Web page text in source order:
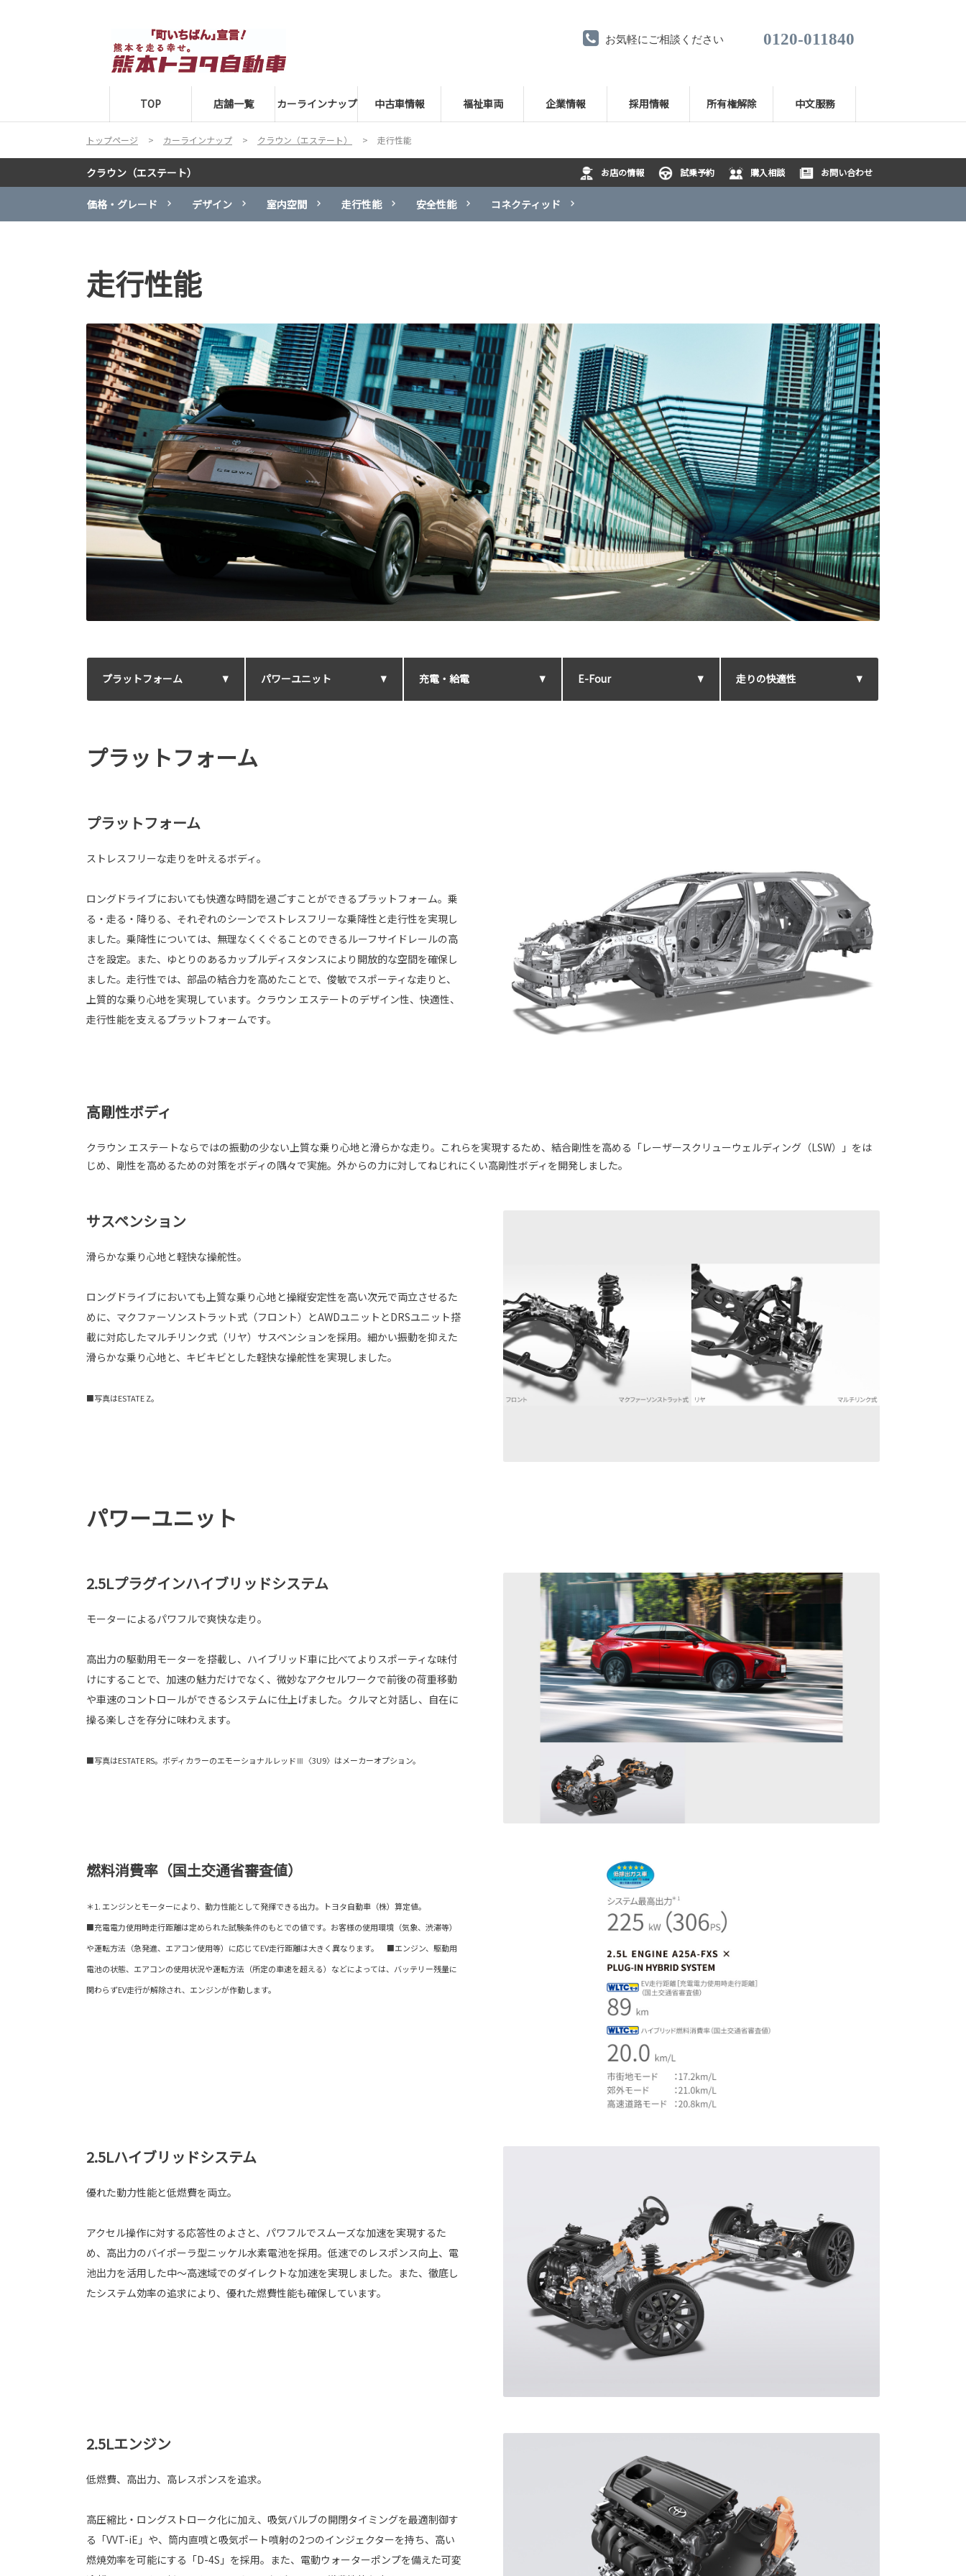
お気軽にご相談ください 0120-011840
TOP 店舗一覧 カーラインナップ 中古車情報 福祉車両 企業情報 採用情報 所有権解除 中文服務
トップページ カーラインナップ クラウン（エステート） 走行性能
クラウン（エステート） お店の情報 試乗予約 購入相談 お問い合わせ
価格・グレード デザイン 室内空間 走行性能 安全性能 コネクティッド
走行性能
プラットフォーム パワーユニット 充電・給電 E-Four 走りの快適性
プラットフォーム
プラットフォーム
ストレスフリーな走りを叶えるボディ。
ロングドライブにおいても快適な時間を過ごすことができるプラットフォーム。乗
る・走る・降りる、それぞれのシーンでストレスフリーな乗降性と走行性を実現し
ました。乗降性については、無理なくくぐることのできるルーフサイドレールの高
さを設定。また、ゆとりのあるカップルディスタンスにより開放的な空間を確保し
ました。走行性では、部品の結合力を高めたことで、俊敏でスポーティな走りと、
上質的な乗り心地を実現しています。クラウン エステートのデザイン性、快適性、
走行性能を支えるプラットフォームです。
高剛性ボディ
クラウン エステートならではの振動の少ない上質な乗り心地と滑らかな走り。これらを実現するため、結合剛性を高める「レーザースクリューウェルディング（LSW）」をは
じめ、剛性を高めるための対策をボディの隅々で実施。外からの力に対してねじれにくい高剛性ボディを開発しました。
サスペンション
滑らかな乗り心地と軽快な操舵性。
ロングドライブにおいても上質な乗り心地と操縦安定性を高い次元で両立させるた
めに、マクファーソンストラット式（フロント）とAWDユニットとDRSユニット搭
載に対応したマルチリンク式（リヤ）サスペンションを採用。細かい振動を抑えた
滑らかな乗り心地と、キビキビとした軽快な操舵性を実現しました。
■写真はESTATE Z。
パワーユニット
2.5Lプラグインハイブリッドシステム
モーターによるパワフルで爽快な走り。
高出力の駆動用モーターを搭載し、ハイブリッド車に比べてよりスポーティな味付
けにすることで、加速の魅力だけでなく、微妙なアクセルワークで前後の荷重移動
や車速のコントロールができるシステムに仕上げました。クルマと対話し、自在に
操る楽しさを存分に味わえます。
■写真はESTATE RS。ボディカラーのエモーショナルレッドⅢ〈3U9〉はメーカーオプション。
燃料消費率（国土交通省審査値）
＊1. エンジンとモーターにより、動力性能として発揮できる出力。トヨタ自動車（株）算定値。
■充電電力使用時走行距離は定められた試験条件のもとでの値です。お客様の使用環境（気象、渋滞等）
や運転方法（急発進、エアコン使用等）に応じてEV走行距離は大きく異なります。 ■エンジン、駆動用
電池の状態、エアコンの使用状況や運転方法（所定の車速を超える）などによっては、バッテリー残量に
関わらずEV走行が解除され、エンジンが作動します。
2.5Lハイブリッドシステム
優れた動力性能と低燃費を両立。
アクセル操作に対する応答性のよさと、パワフルでスムーズな加速を実現するた
め、高出力のバイポーラ型ニッケル水素電池を採用。低速でのレスポンス向上、電
池出力を活用した中～高速域でのダイレクトな加速を実現しました。また、徹底し
たシステム効率の追求により、優れた燃費性能も確保しています。
2.5Lエンジン
低燃費、高出力、高レスポンスを追求。
高圧縮比・ロングストローク化に加え、吸気バルブの開閉タイミングを最適制御す
る「VVT-iE」や、筒内直噴と吸気ポート噴射の2つのインジェクターを持ち、高い
燃焼効率を可能にする「D-4S」を採用。また、電動ウォーターポンプを備えた可変